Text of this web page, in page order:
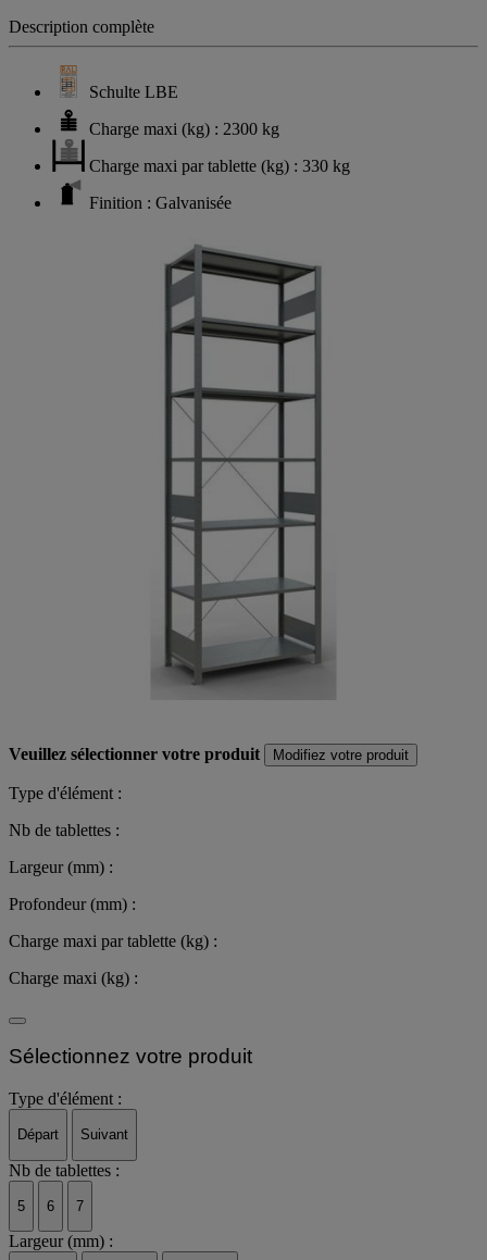
Description complète
Schulte LBE
Charge maxi (kg) : 2300 kg
Charge maxi par tablette (kg) : 330 kg
Finition : Galvanisée
Veuillez sélectionner votre produit Modifiez votre produit
Type d'élément :
Nb de tablettes :
Largeur (mm) :
Profondeur (mm) :
Charge maxi par tablette (kg) :
Charge maxi (kg) :
Sélectionnez votre produit
Type d'élément :
Départ Suivant
Nb de tablettes :
5 6 7
Largeur (mm) :